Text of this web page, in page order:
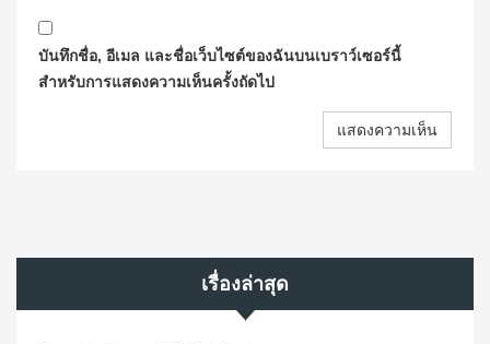
บันทึกชื่อ, อีเมล และชื่อเว็บไซต์ของฉันบนเบราว์เซอร์นี้
สำหรับการแสดงความเห็นครั้งถัดไป
เรื่องล่าสุด